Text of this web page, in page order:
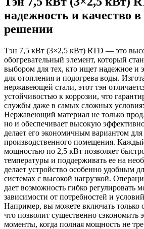
надежность и качество
решении
Тэн 7,5 кВт (3×2,5 кВт) RTD — это
обогревательный элемент, который
выбором для тех, кто ищет надежное и
для отопления и подогрева воды.
нержавеющей стали, этот тэн
устойчивостью к коррозии, что
службы даже в самых сложных
Нержавеющий материал не только
но и обеспечивает высокую
делает его экономичным вариантом
производственного помещения.
мощностью по 2,5 кВт позволяет
температуры и поддерживать ее на
делает устройство особенно удобным
системах с высокой нагрузкой.
дает возможность гибко регулировать
зависимости от потребностей и
Например, вы можете включать только
что позволит существенно сэкономить
моменты, когда полная мощность не